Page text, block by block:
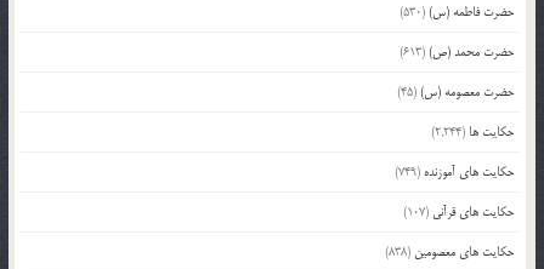
حضرت فاطمه (س)(530)
حضرت محمد (ص)(613)
حضرت معصومه (س)(45)
حکایت ها (2,244)
حکایت های آموزنده (749)
حکایت های قرآنی (107)
حکایت های معصومین (838)